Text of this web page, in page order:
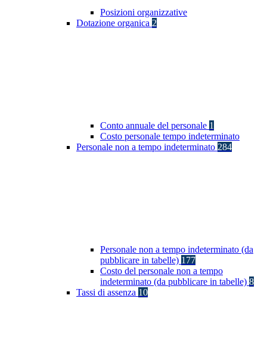
Posizioni organizzative
Dotazione organica 2
Conto annuale del personale 1
Costo personale tempo indeterminato
Personale non a tempo indeterminato 284
Personale non a tempo indeterminato (da
pubblicare in tabelle) 177
Costo del personale non a tempo
indeterminato (da pubblicare in tabelle) 8
Tassi di assenza 10